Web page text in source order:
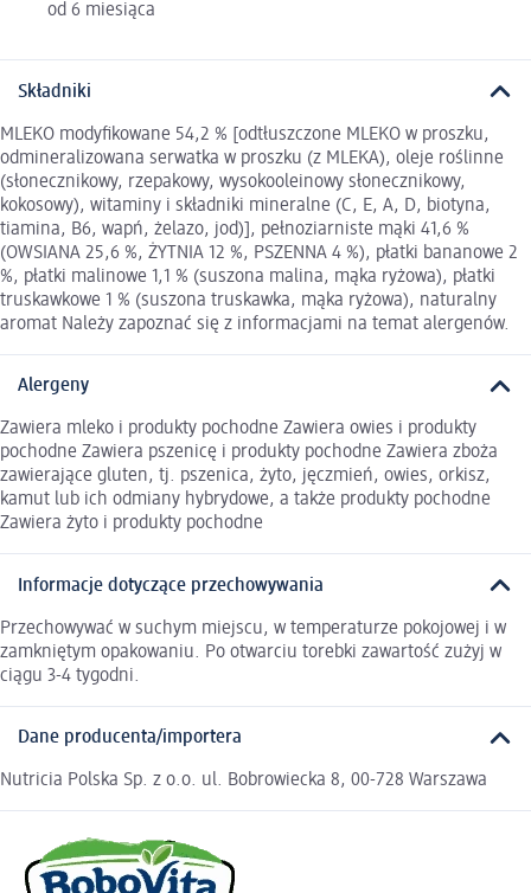
od 6 miesiąca
Składniki
MLEKO modyfikowane 54,2 % [odtłuszczone MLEKO w proszku,
odmineralizowana serwatka w proszku (z MLEKA), oleje roślinne
(słonecznikowy, rzepakowy, wysokooleinowy słonecznikowy,
kokosowy), witaminy i składniki mineralne (C, E, A, D, biotyna,
tiamina, B6, wapń, żelazo, jod)], pełnoziarniste mąki 41,6 %
(OWSIANA 25,6 %, ŻYTNIA 12 %, PSZENNA 4 %), płatki bananowe 2
%, płatki malinowe 1,1 % (suszona malina, mąka ryżowa), płatki
truskawkowe 1 % (suszona truskawka, mąka ryżowa), naturalny
aromat Należy zapoznać się z informacjami na temat alergenów.
Alergeny
Zawiera mleko i produkty pochodne Zawiera owies i produkty
pochodne Zawiera pszenicę i produkty pochodne Zawiera zboża
zawierające gluten, tj. pszenica, żyto, jęczmień, owies, orkisz,
kamut lub ich odmiany hybrydowe, a także produkty pochodne
Zawiera żyto i produkty pochodne
Informacje dotyczące przechowywania
Przechowywać w suchym miejscu, w temperaturze pokojowej i w
zamkniętym opakowaniu. Po otwarciu torebki zawartość zużyj w
ciągu 3-4 tygodni.
Dane producenta/importera
Nutricia Polska Sp. z o.o. ul. Bobrowiecka 8, 00-728 Warszawa